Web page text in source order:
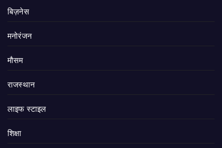
बिज़नेस
मनोरंजन
मौसम
राजस्थान
लाइफ स्टाइल
शिक्षा